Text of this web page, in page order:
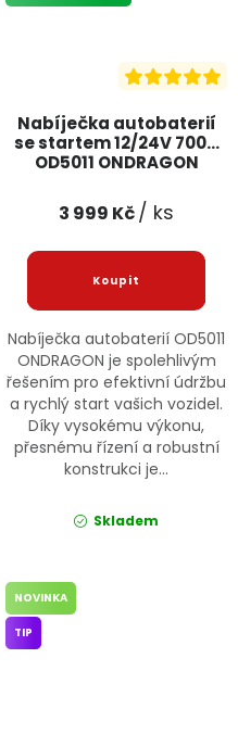
Nabíječka autobaterií
se startem 12/24V 700A
OD5011 ONDRAGON
3 999 Kč/ ks
Nabíječka autobaterií OD5011
ONDRAGON je spolehlivým
řešením pro efektivní údržbu
a rychlý start vašich vozidel.
Díky vysokému výkonu,
přesnému řízení a robustní
konstrukci je...
Skladem
NOVINKA
TIP